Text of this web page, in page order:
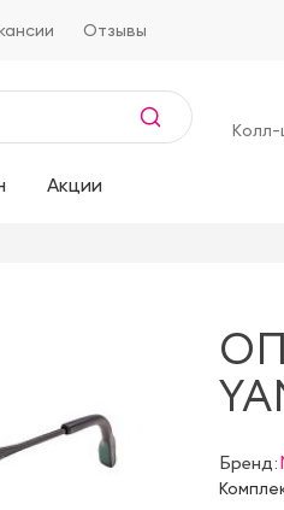
Отзывы
Акции
Бренд: